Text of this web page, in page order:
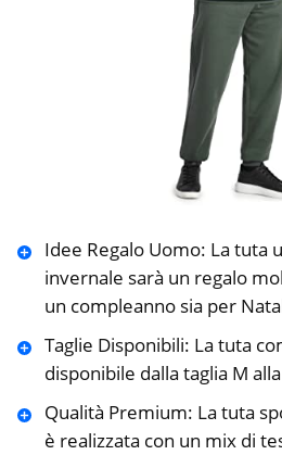
Idee Regalo Uomo: La tuta
invernale sarà un regalo
un compleanno sia per
Taglie Disponibili: La tuta
disponibile dalla taglia M
Qualità Premium: La tuta
è realizzata con un mix di